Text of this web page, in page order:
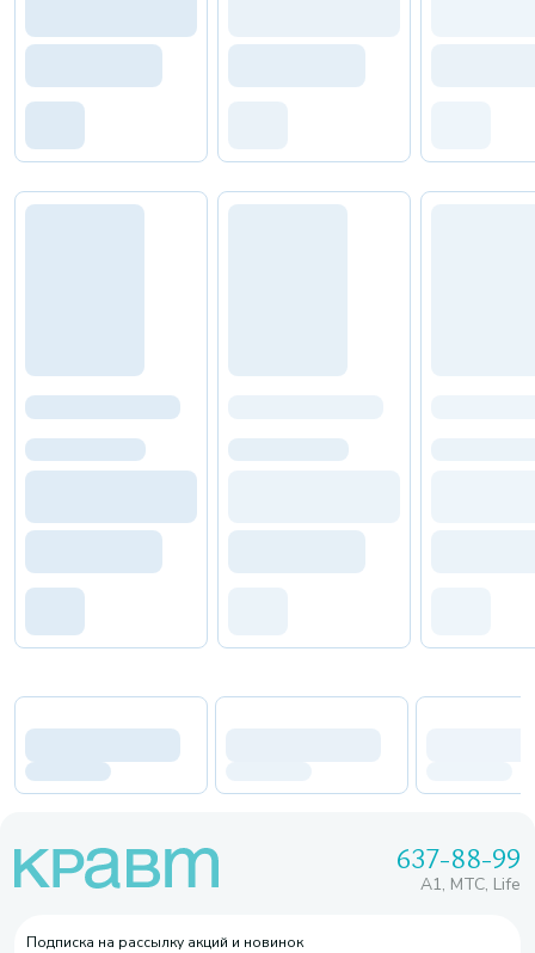
637-88-99
A1, МТС, Life
Подписка на рассылку акций и новинок